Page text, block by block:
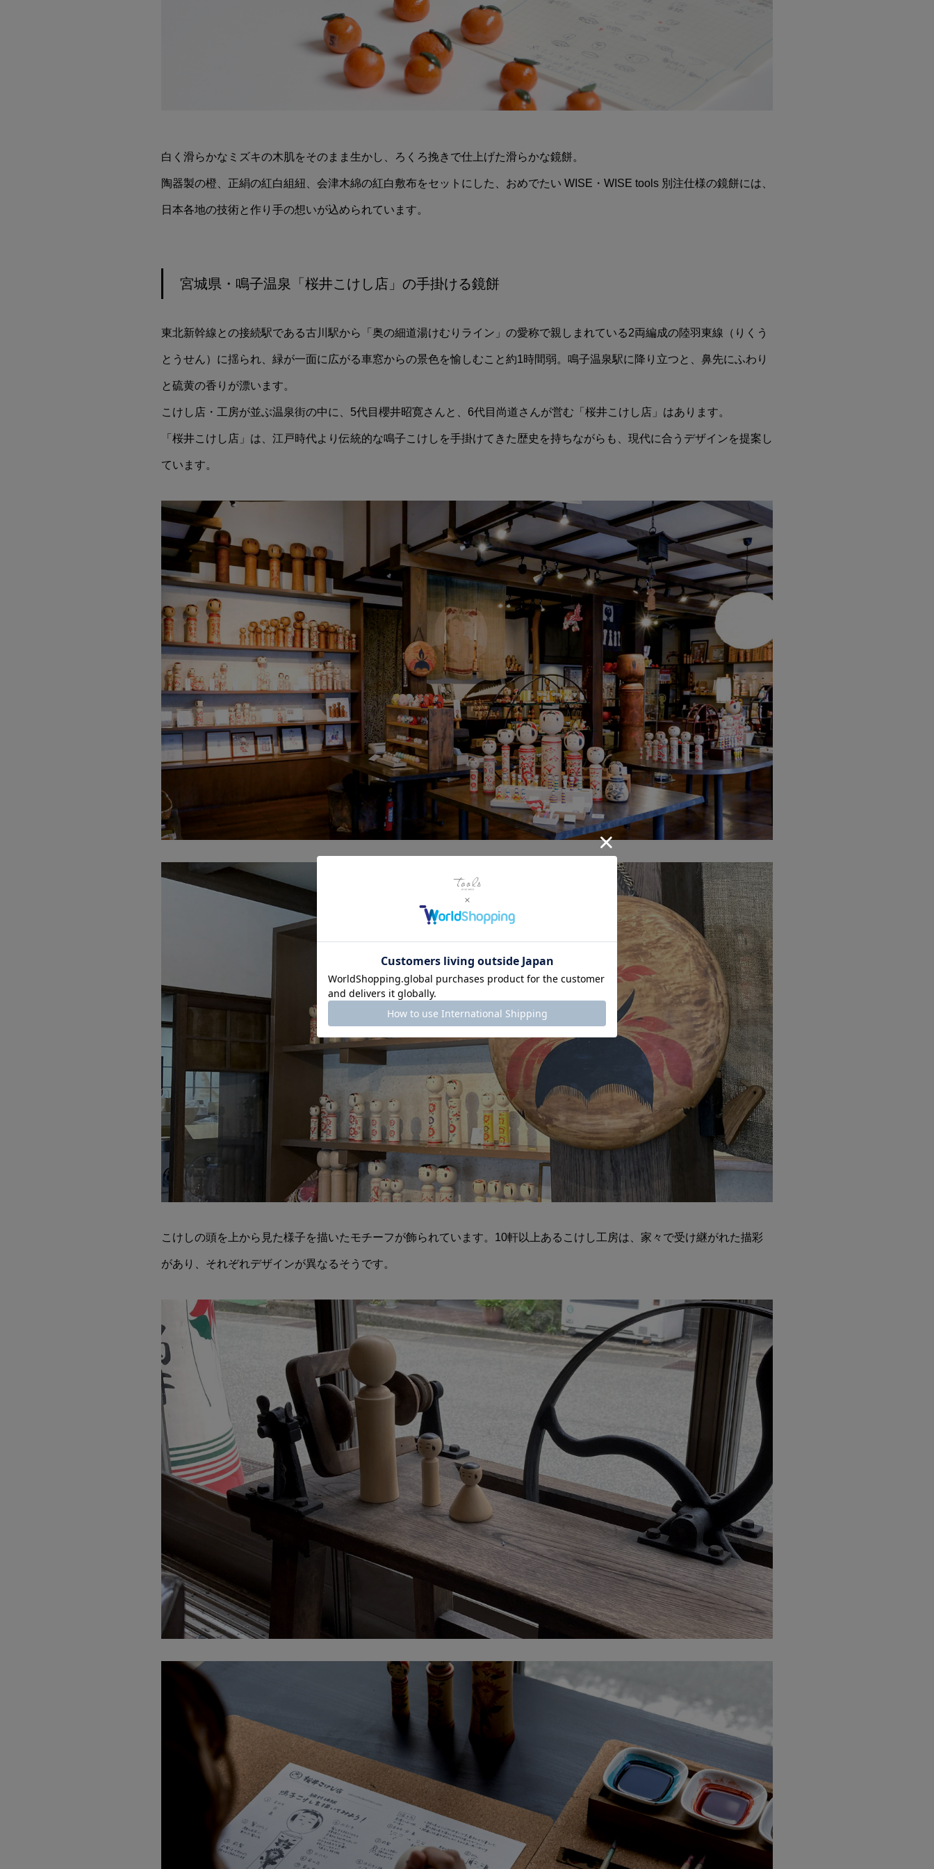
白く滑らかなミズキの木肌をそのまま生かし、ろくろ挽きで仕上げた滑らかな鏡餅。
陶器製の橙、正絹の紅白組紐、会津木綿の紅白敷布をセットにした、おめでたい WISE・WISE tools 別注仕様の鏡餅には、
日本各地の技術と作り手の想いが込められています。
宮城県・鳴子温泉「桜井こけし店」の手掛ける鏡餅
東北新幹線との接続駅である古川駅から「奥の細道湯けむりライン」の愛称で親しまれている2両編成の陸羽東線（りくう
とうせん）に揺られ、緑が一面に広がる車窓からの景色を愉しむこと約1時間弱。鳴子温泉駅に降り立つと、鼻先にふわり
と硫黄の香りが漂います。
こけし店・工房が並ぶ温泉街の中に、5代目櫻井昭寛さんと、6代目尚道さんが営む「桜井こけし店」はあります。
「桜井こけし店」は、江戸時代より伝統的な鳴子こけしを手掛けてきた歴史を持ちながらも、現代に合うデザインを提案し
ています。
こけしの頭を上から見た様子を描いたモチーフが飾られています。10軒以上あるこけし工房は、家々で受け継がれた描彩
があり、それぞれデザインが異なるそうです。